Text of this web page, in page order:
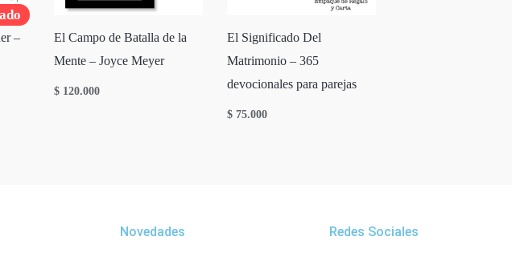
–
El Campo de Batalla de la
Mente – Joyce Meyer
$ 120.000
El Significado Del
Matrimonio – 365
devocionales para parejas
$ 75.000
Novedades Redes Sociales